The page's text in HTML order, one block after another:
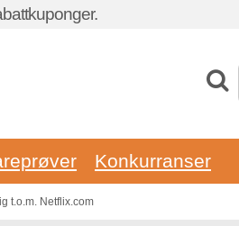
Konkurranser
t.o.m. Netflix.com